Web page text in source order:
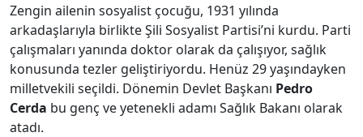
Zengin ailenin sosyalist çocuğu, 1931 yılında
arkadaşlarıyla birlikte Şili Sosyalist Partisi’ni kurdu. Parti
çalışmaları yanında doktor olarak da çalışıyor, sağlık
konusunda tezler geliştiriyordu. Henüz 29 yaşındayken
milletvekili seçildi. Dönemin Devlet Başkanı Pedro
Cerda bu genç ve yetenekli adamı Sağlık Bakanı olarak
atadı.